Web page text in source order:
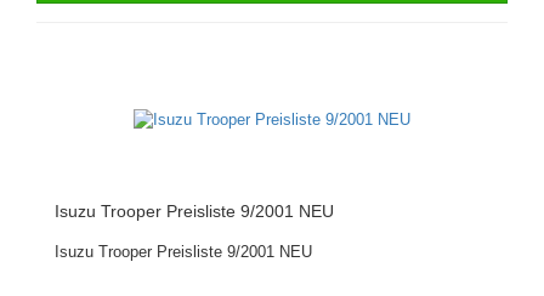
Isuzu Trooper Preisliste 9/2001 NEU
Isuzu Trooper Preisliste 9/2001 NEU